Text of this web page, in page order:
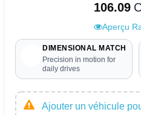
106.09
Aperçu
DIMENSIONAL MATCH
Precision in motion for
daily drives
Ajouter un véhicule